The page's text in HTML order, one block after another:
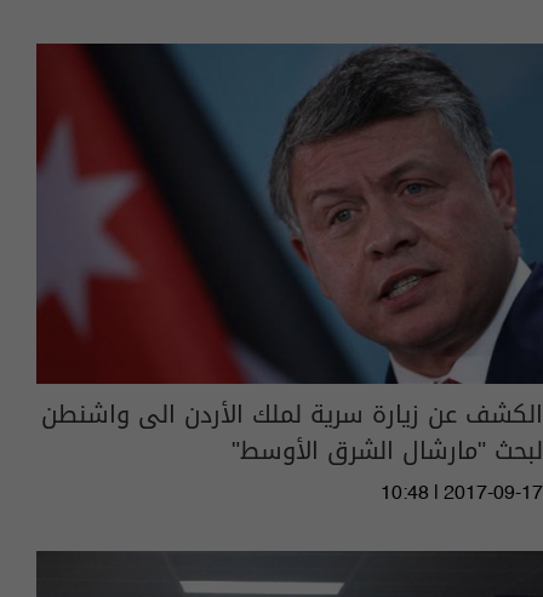
الكشف عن زيارة سرية لملك الأردن الى واشنطن
لبحث "مارشال الشرق الأوسط"
10:48 | 2017-09-17